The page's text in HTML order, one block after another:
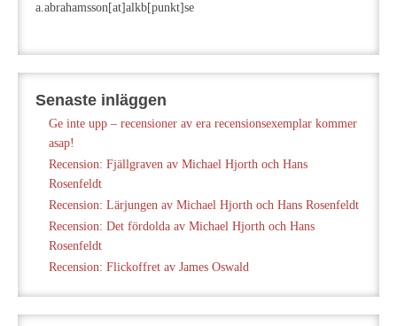
a.abrahamsson[at]alkb[punkt]se
Senaste inläggen
Ge inte upp – recensioner av era recensionsexemplar kommer
asap!
Recension: Fjällgraven av Michael Hjorth och Hans
Rosenfeldt
Recension: Lärjungen av Michael Hjorth och Hans Rosenfeldt
Recension: Det fördolda av Michael Hjorth och Hans
Rosenfeldt
Recension: Flickoffret av James Oswald